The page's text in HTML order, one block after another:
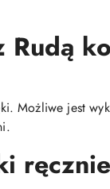
Możliwe jest